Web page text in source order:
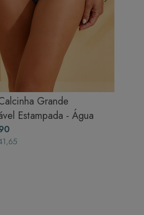
Grande
Estampada - Água